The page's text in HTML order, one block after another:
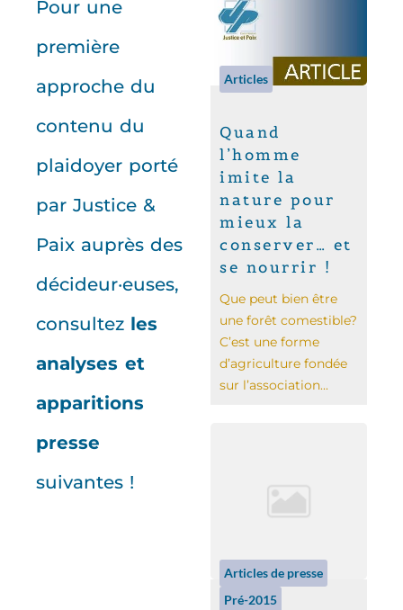
Pour une
première
approche du
contenu du
plaidoyer porté
par Justice &
Paix auprès des
décideur·euses,
consultez les
analyses et
apparitions
presse
suivantes !
Articles
Quand
l’homme
imite la
nature pour
mieux la
conserver… et
se nourrir !
Que peut bien être
une forêt comestible?
C’est une forme
d’agriculture fondée
sur l’association...
Articles de presse
Pré-2015